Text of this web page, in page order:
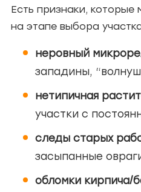
Есть признаки,
на этапе выбора
неровный
западины,
нетипичная
участки с
следы старых
засыпанные
обломки кирпича/